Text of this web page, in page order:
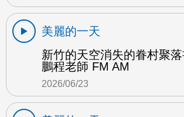
美麗的一天
新竹的天空消失的眷村聚
鵬程老師 FM AM
2026/06/23